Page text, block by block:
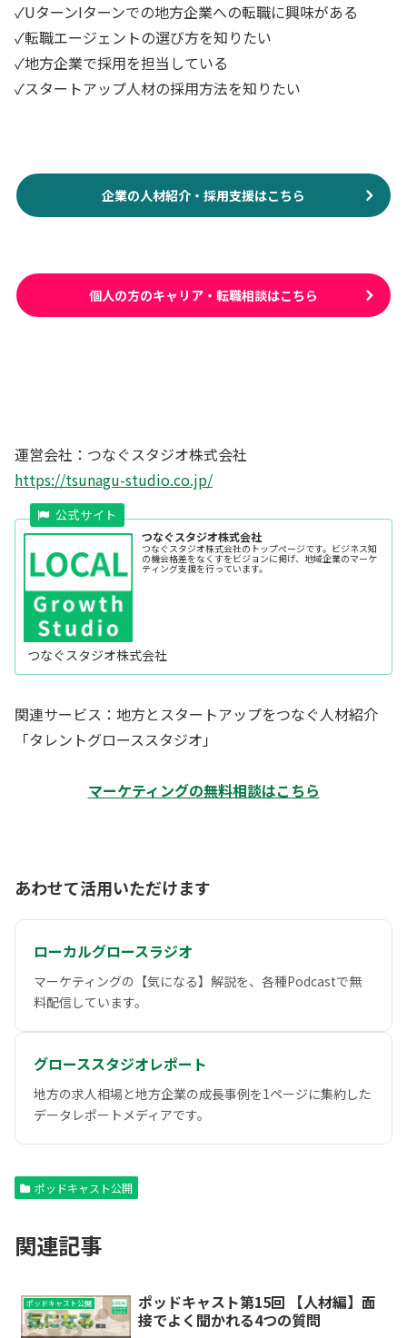
✓UターンIターンでの地方企業への転職に興味がある
✓転職エージェントの選び方を知りたい
✓地方企業で採用を担当している
✓スタートアップ人材の採用方法を知りたい
企業の人材紹介・採用支援はこちら
個人の方のキャリア・転職相談はこちら
運営会社：つなぐスタジオ株式会社
https://tsunagu-studio.co.jp/
つなぐスタジオ株式会社
つなぐスタジオ株式会社のトップぺージです。ビジネス知
の機会格差をなくすをビジョンに掲げ、地域企業のマーケ
ティング支援を行っています。
つなぐスタジオ株式会社
関連サービス：地方とスタートアップをつなぐ人材紹介
「タレントグローススタジオ」
マーケティングの無料相談はこちら
あわせて活用いただけます
ローカルグロースラジオ
マーケティングの【気になる】解説を、各種Podcastで無
料配信しています。
グローススタジオレポート
地方の求人相場と地方企業の成長事例を1ページに集約した
データレポートメディアです。
ポッドキャスト公開
関連記事
ポッドキャスト公開
ポッドキャスト第15回 【人材編】面
接でよく聞かれる4つの質問